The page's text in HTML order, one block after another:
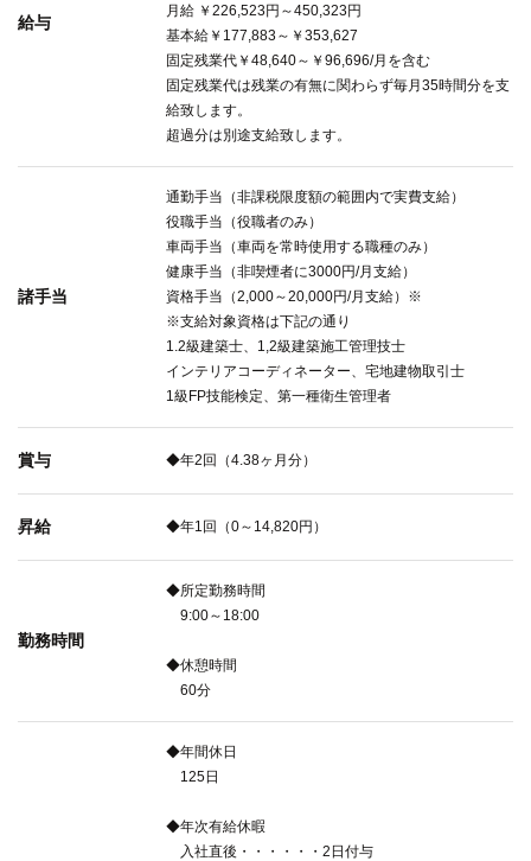
給与
月給 ￥226,523円～450,323円
基本給￥177,883～￥353,627
固定残業代￥48,640～￥96,696/月を含む
固定残業代は残業の有無に関わらず毎月35時間分を支
給致します。
超過分は別途支給致します。
諸手当
通勤手当（非課税限度額の範囲内で実費支給）
役職手当（役職者のみ）
車両手当（車両を常時使用する職種のみ）
健康手当（非喫煙者に3000円/月支給）
資格手当（2,000～20,000円/月支給）※
※支給対象資格は下記の通り
1.2級建築士、1,2級建築施工管理技士
インテリアコーディネーター、宅地建物取引士
1級FP技能検定、第一種衛生管理者
賞与 ◆年2回（4.38ヶ月分）
昇給 ◆年1回（0～14,820円）
勤務時間
◆所定勤務時間
9:00～18:00
◆休憩時間
60分
◆年間休日
125日
◆年次有給休暇
入社直後・・・・・・2日付与